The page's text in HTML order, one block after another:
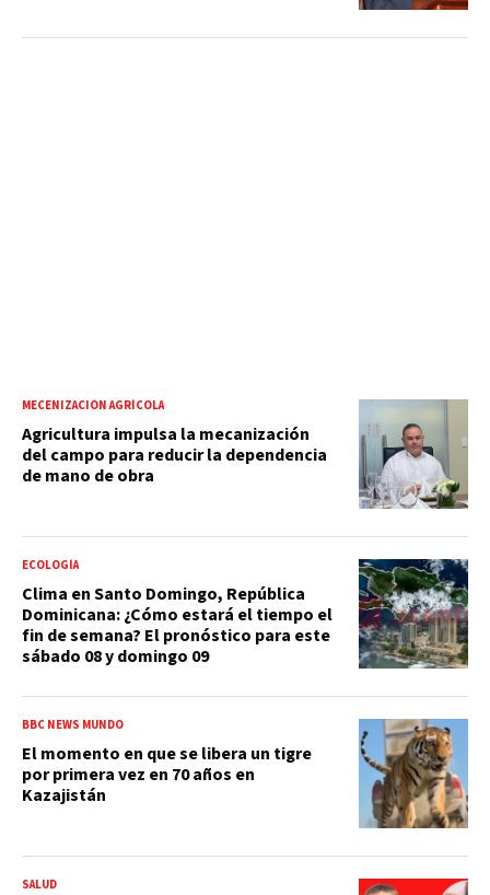
MECENIZACIÓN AGRÍCOLA
Agricultura impulsa la mecanización
del campo para reducir la dependencia
de mano de obra
ECOLOGÍA
Clima en Santo Domingo, República
Dominicana: ¿Cómo estará el tiempo el
fin de semana? El pronóstico para este
sábado 08 y domingo 09
BBC NEWS MUNDO
El momento en que se libera un tigre
por primera vez en 70 años en
Kazajistán
SALUD